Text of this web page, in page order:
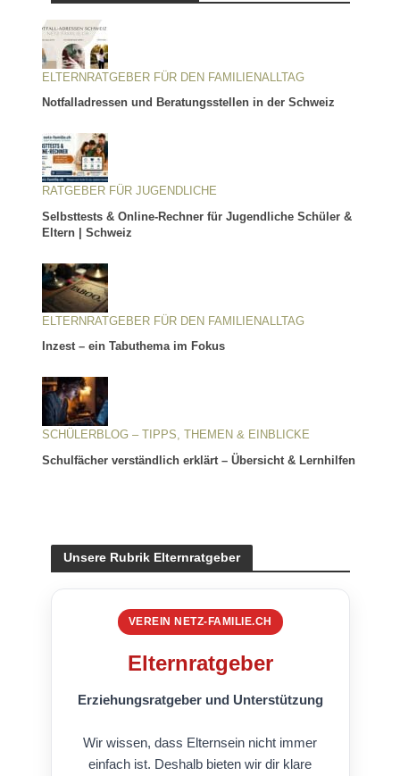
ELTERNRATGEBER FÜR DEN FAMILIENALLTAG
Notfalladressen und Beratungsstellen in der Schweiz
RATGEBER FÜR JUGENDLICHE
Selbsttests & Online-Rechner für Jugendliche Schüler &
Eltern | Schweiz
ELTERNRATGEBER FÜR DEN FAMILIENALLTAG
Inzest – ein Tabuthema im Fokus
SCHÜLERBLOG – TIPPS, THEMEN & EINBLICKE
Schulfächer verständlich erklärt – Übersicht & Lernhilfen
Unsere Rubrik Elternratgeber
VEREIN NETZ-FAMILIE.CH
Elternratgeber
Erziehungsratgeber und Unterstützung
Wir wissen, dass Elternsein nicht immer
einfach ist. Deshalb bieten wir dir klare